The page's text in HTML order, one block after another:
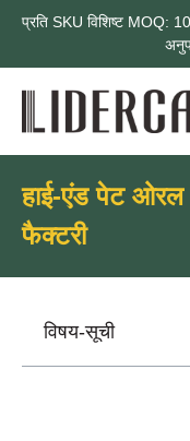
प्रति SKU विशिष्ट MOQ:
हाई-एंड पेट
फैक्टरी
विषय-सूची